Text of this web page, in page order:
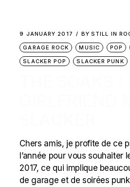
9 JANUARY 2017 BY STILL IN
GARAGE ROCK
MUSIC POP
SLACKER POP
SLACKER PUNK
Chers amis, je profite de ce
l’année pour vous souhaiter
2017, ce qui implique
de garage et de soirées